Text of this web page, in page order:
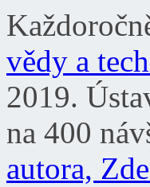
vědy a
2019.
na 400
autora,